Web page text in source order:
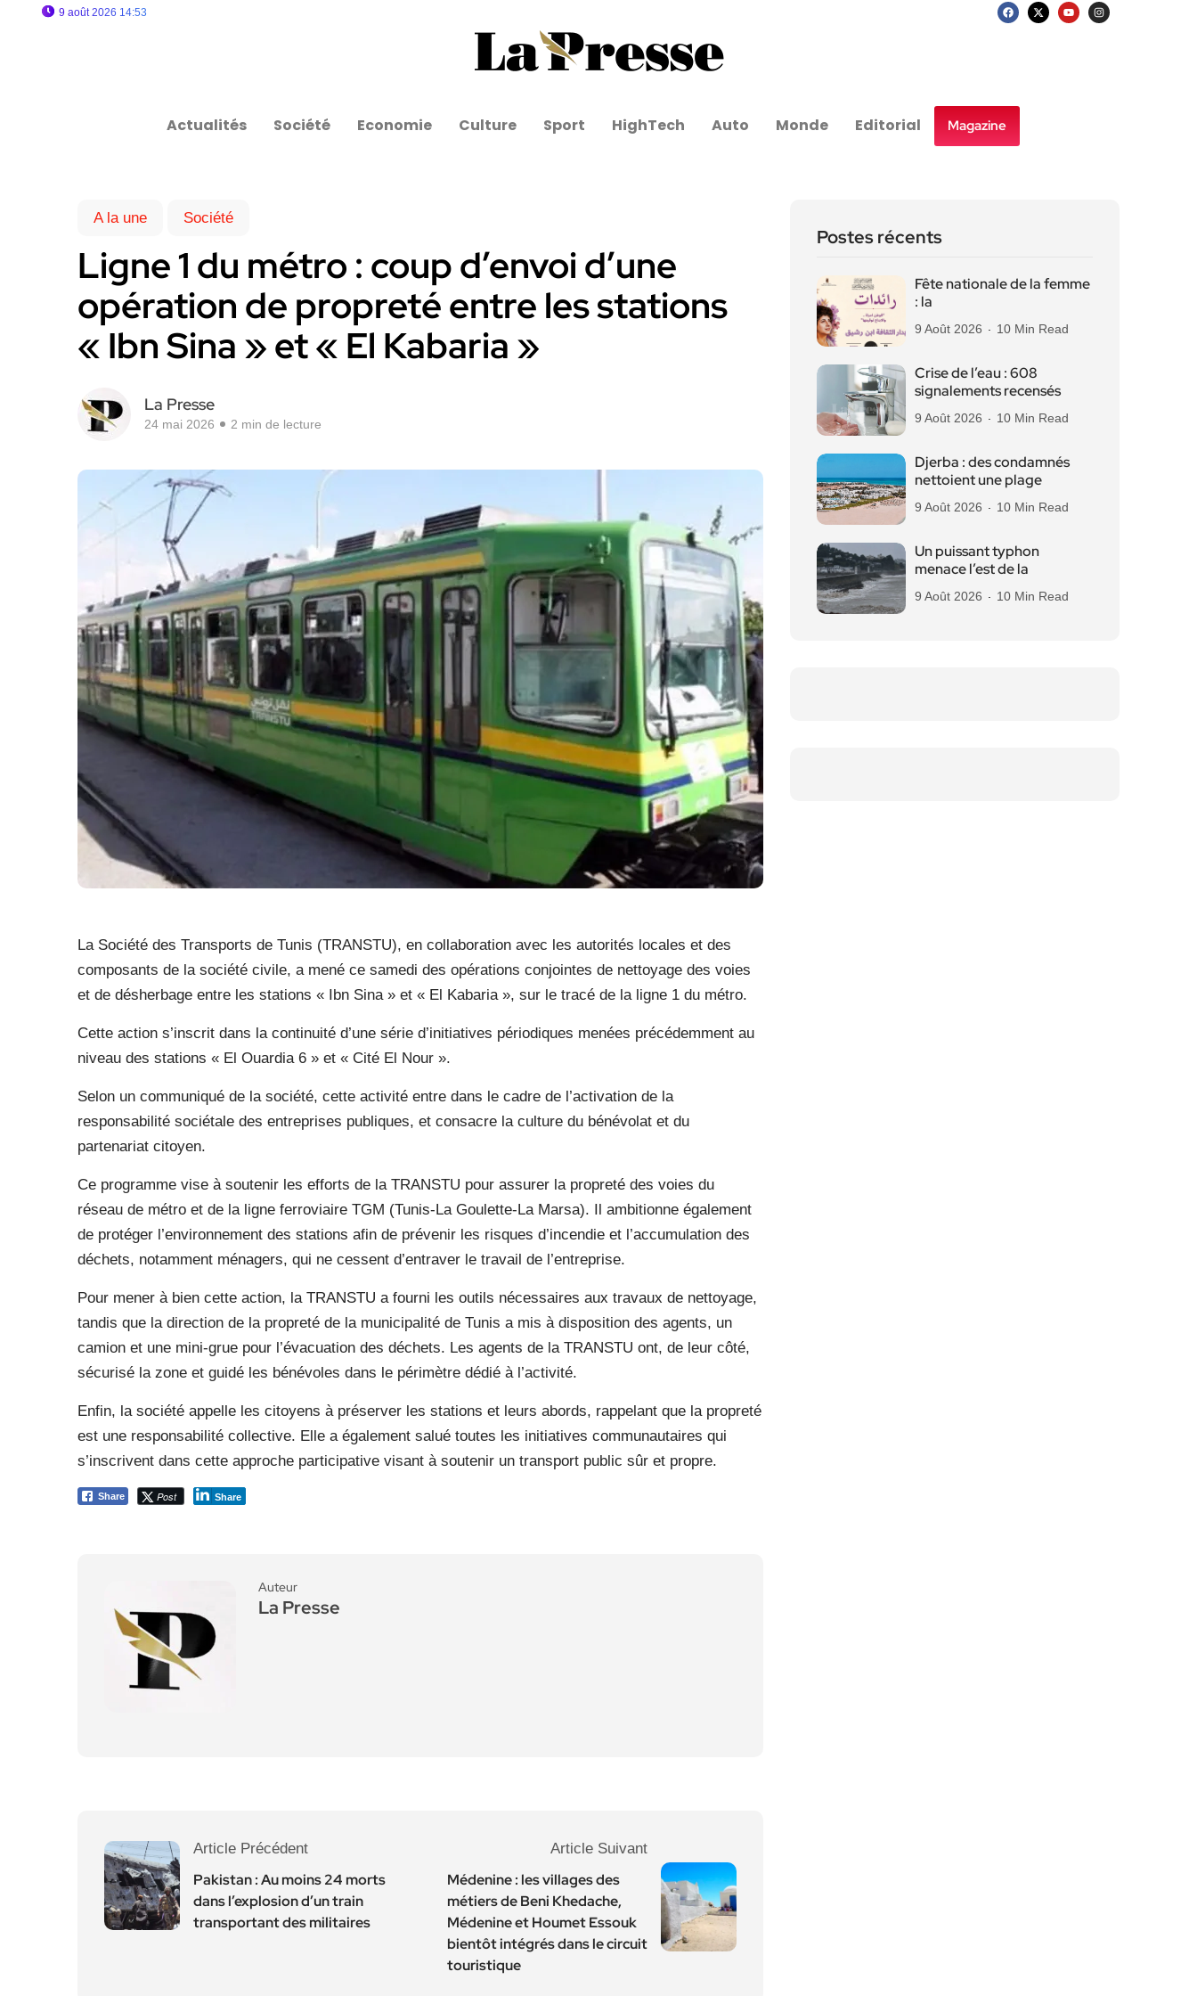
9 août 2026 14:53
Actualités Société Economie Culture Sport HighTech Auto Monde Editorial Magazine
A la une Société
Ligne 1 du métro : coup d’envoi d’une
opération de propreté entre les stations
« Ibn Sina » et « El Kabaria »
La Presse
24 mai 2026 2 min de lecture
La Société des Transports de Tunis (TRANSTU), en collaboration avec les autorités locales et des
composants de la société civile, a mené ce samedi des opérations conjointes de nettoyage des voies
et de désherbage entre les stations « Ibn Sina » et « El Kabaria », sur le tracé de la ligne 1 du métro.
Cette action s’inscrit dans la continuité d’une série d’initiatives périodiques menées précédemment au
niveau des stations « El Ouardia 6 » et « Cité El Nour ».
Selon un communiqué de la société, cette activité entre dans le cadre de l’activation de la
responsabilité sociétale des entreprises publiques, et consacre la culture du bénévolat et du
partenariat citoyen.
Ce programme vise à soutenir les efforts de la TRANSTU pour assurer la propreté des voies du
réseau de métro et de la ligne ferroviaire TGM (Tunis-La Goulette-La Marsa). Il ambitionne également
de protéger l’environnement des stations afin de prévenir les risques d’incendie et l’accumulation des
déchets, notamment ménagers, qui ne cessent d’entraver le travail de l’entreprise.
Pour mener à bien cette action, la TRANSTU a fourni les outils nécessaires aux travaux de nettoyage,
tandis que la direction de la propreté de la municipalité de Tunis a mis à disposition des agents, un
camion et une mini-grue pour l’évacuation des déchets. Les agents de la TRANSTU ont, de leur côté,
sécurisé la zone et guidé les bénévoles dans le périmètre dédié à l’activité.
Enfin, la société appelle les citoyens à préserver les stations et leurs abords, rappelant que la propreté
est une responsabilité collective. Elle a également salué toutes les initiatives communautaires qui
s’inscrivent dans cette approche participative visant à soutenir un transport public sûr et propre.
Share Post Share
Auteur
La Presse
Article Précédent
Pakistan : Au moins 24 morts
dans l’explosion d’un train
transportant des militaires
Article Suivant
Médenine : les villages des
métiers de Beni Khedache,
Médenine et Houmet Essouk
bientôt intégrés dans le circuit
touristique
Postes récents
Fête nationale de la femme
: la
9 Août 2026 10 Min Read
Crise de l’eau : 608
signalements recensés
9 Août 2026 10 Min Read
Djerba : des condamnés
nettoient une plage
9 Août 2026 10 Min Read
Un puissant typhon
menace l’est de la
9 Août 2026 10 Min Read